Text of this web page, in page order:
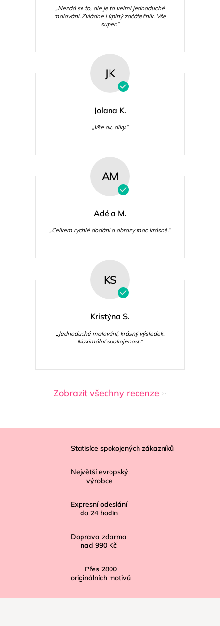
„Nezdá se to, ale je to velmi jednoduché
malování. Zvládne i úplný začátečník. Vše
super.“
JK
Jolana K.
„Vše ok, díky.“
AM
Adéla M.
„Celkem rychlé dodání a obrazy moc krásné.“
KS
Kristýna S.
„Jednoduché malování, krásný výsledek.
Maximální spokojenost.“
Zobrazit všechny recenze
Statisíce spokojených zákazníků
Největší evropský
výrobce
Expresní odeslání
do 24 hodin
Doprava zdarma
nad 990 Kč
Přes 2800
originálních motivů